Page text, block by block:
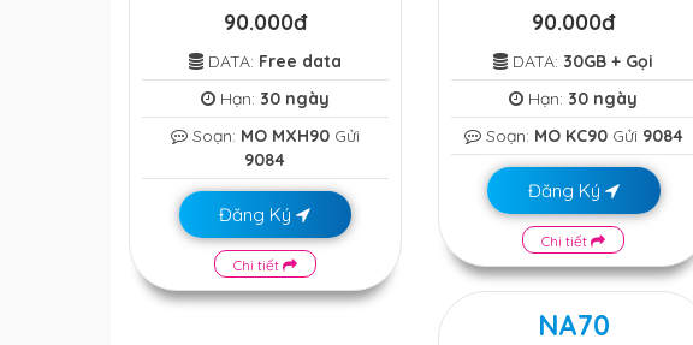
90.000đ
DATA: Free data
Hạn: 30 ngày
Soạn: MO MXH90Gửi
9084
Đăng Ký
Chi tiết
90.000đ
DATA: 30GB + Gọi
Hạn: 30 ngày
Soạn: MO KC90Gửi 9084
Đăng Ký
Chi tiết
NA70